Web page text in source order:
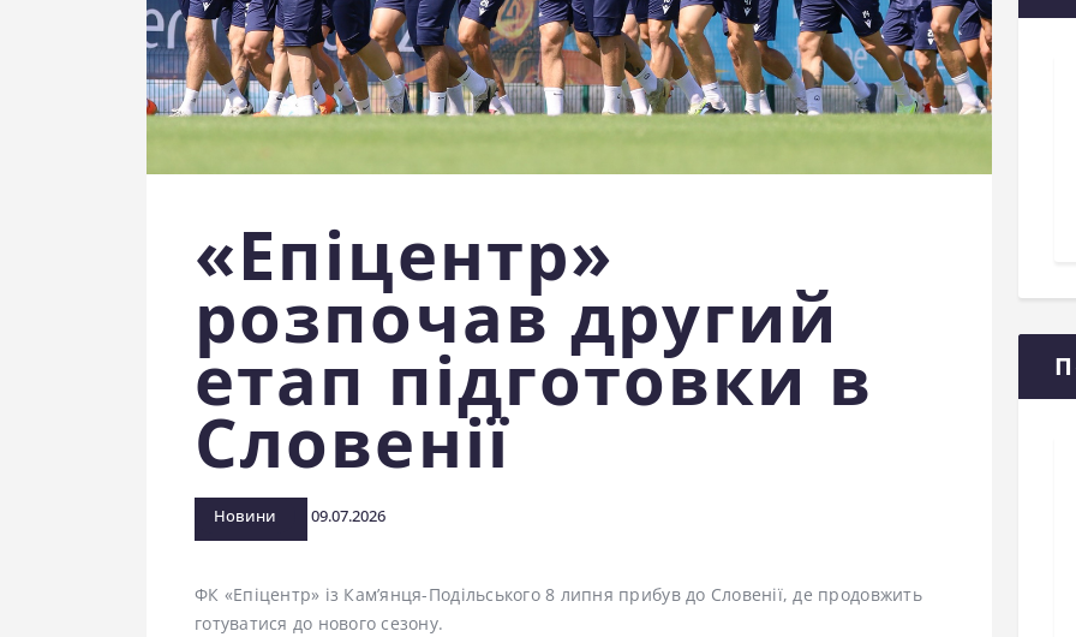
«Епіцентр»
розпочав другий
етап підготовки в
Словенії
Новини 09.07.2026
ФК «Епіцентр» із Кам’янця-Подільського 8 липня прибув до Словенії, де продовжить
готуватися до нового сезону.